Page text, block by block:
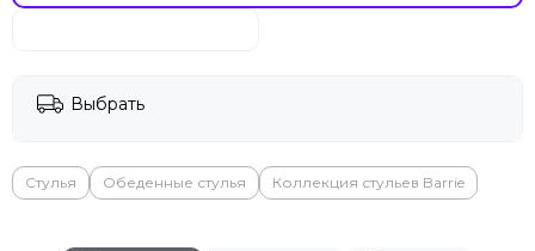
Выбрать
Стулья Обеденные стулья Коллекция стульев Barrie